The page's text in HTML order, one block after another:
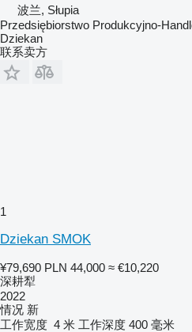
波兰, Słupia
Przedsiębiorstwo Produkcyjno-
Dziekan
联系卖方
1
Dziekan SMOK
¥79,690 PLN 44,000 ≈ €10,220
深耕犁
2022
情况 新
工作宽度 4 米 工作深度 400 毫米